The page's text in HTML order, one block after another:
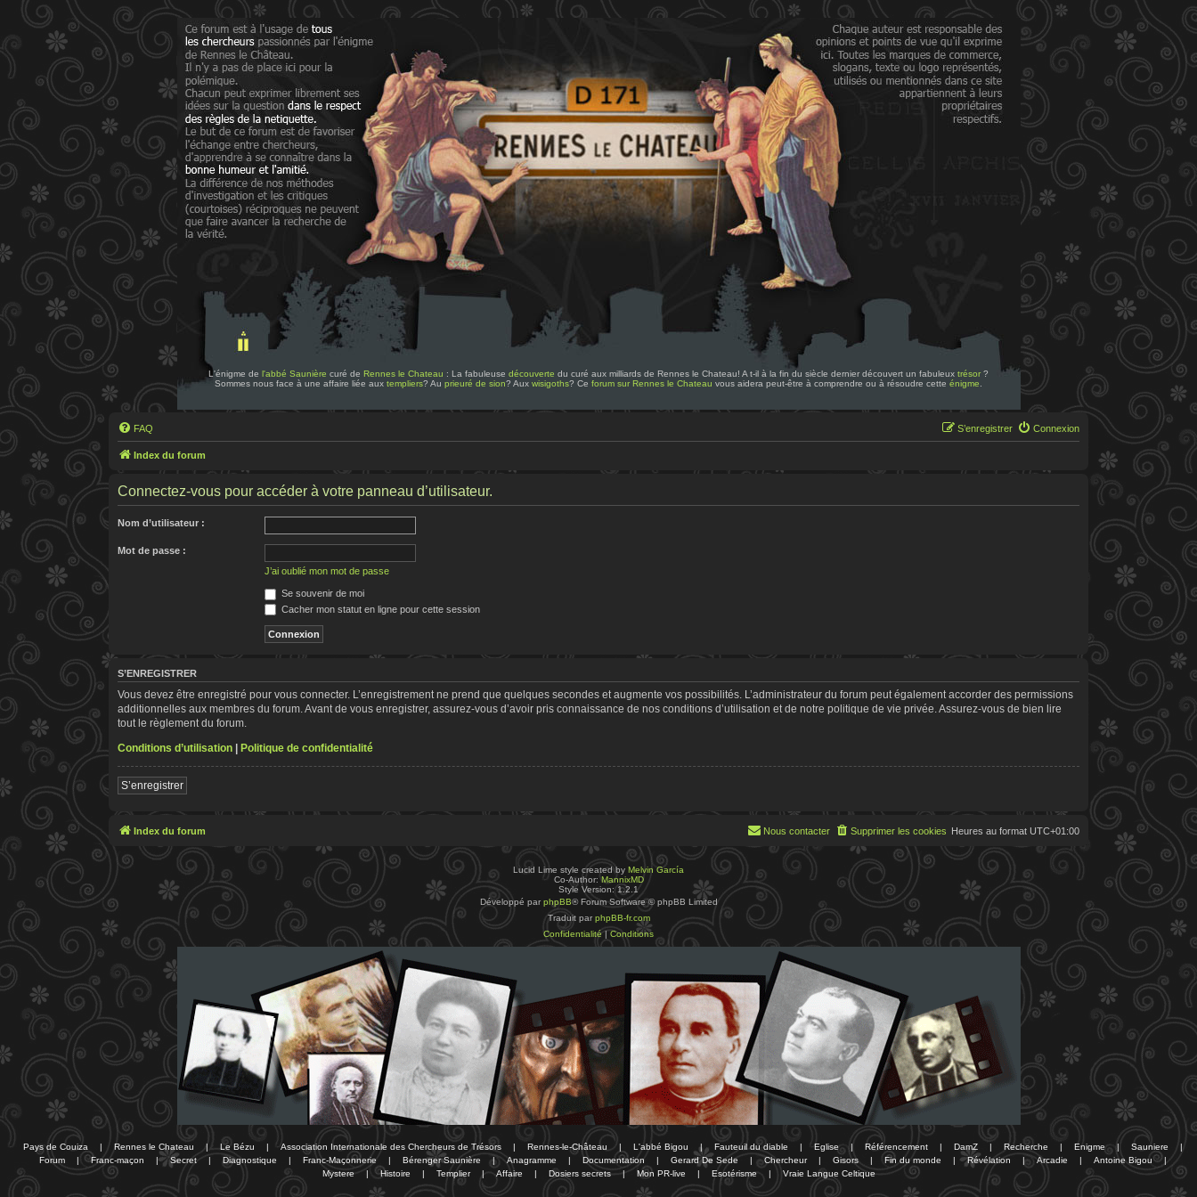
L'énigme de l'abbé Saunière curé de Rennes le Chateau : La fabuleuse découverte du curé aux milliards de Rennes le Chateau! A t-il à la fin du siècle dernier découvert un fabuleux trésor ?
Sommes nous face à une affaire liée aux templiers? Au prieuré de sion? Aux wisigoths? Ce forum sur Rennes le Chateau vous aidera peut-être à comprendre ou à résoudre cette énigme
FAQ Connexion
S’enregistrer
Index du forum
Connectez-vous pour accéder à votre panneau d’utilisateur.
Nom d’utilisateur :
Mot de passe :
J’ai oublié mon mot de passe
Se souvenir de moi
Cacher mon statut en ligne pour cette session
S’ENREGISTRER
Vous devez être enregistré pour vous connecter. L’enregistrement ne prend que quelques secondes et augmente vos possibilités. L’administrateur du forum peut également accorder des permissions
additionnelles aux membres du forum. Avant de vous enregistrer, assurez-vous d’avoir pris connaissance de nos conditions d’utilisation et de notre politique de vie privée. Assurez-vous de bien lire
tout le règlement du forum.
Conditions d’utilisation | Politique de confidentialité
S’enregistrer
Index du forum Heures au format UTC+01:00
Supprimer les cookies
Nous contacter
Lucid Lime style created by Melvin García
Co-Author:MannixMD
Style Version: 1.2.1
Développé par phpBB® Forum Software © phpBB Limited
Traduit par phpBB-fr.com
Confidentialité|Conditions
Pays de Couiza | Rennes le Chateau | Le Bézu | Association Internationale des Chercheurs de Trésors | Rennes-le-Château | L'abbé Bigou | Fauteuil du diable | Eglise | Référencement | DamZ | Recherche | Enigme | Sauniere
|
Forum
| Franc-maçon | Secret | Diagnostique | Franc-Maçonnerie | Bérenger Saunière | Anagramme | Documentation | Gerard De Sede | Chercheur | Gisors | Fin du monde | Révélation | Arcadie | Antoine Bigou
|
Mystere
| Histoire | Templier | Affaire | Dosiers secrets | Mon PR-live | Esotérisme | Vraie Langue Celtique